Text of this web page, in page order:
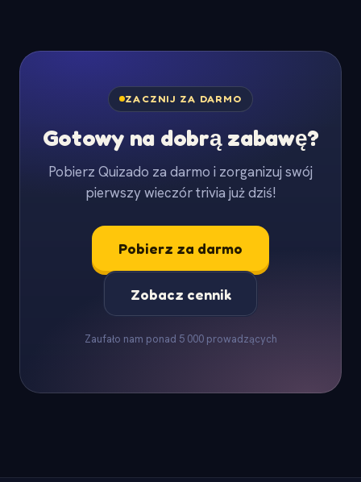
ZACZNIJ ZA DARMO
Gotowy na dobrą zabawę?
Pobierz Quizado za darmo i zorganizuj swój
pierwszy wieczór trivia już dziś!
Pobierz za darmo
Zobacz cennik
Zaufało nam ponad 5 000 prowadzących